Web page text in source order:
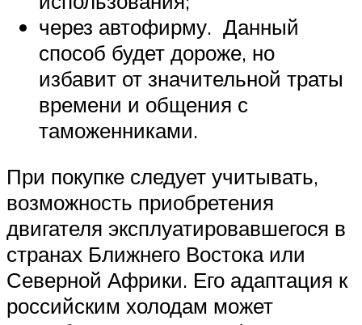
через автофирму. Данный
способ будет дороже, но
избавит от значительной траты
времени и общения с
таможенниками.
При покупке следует учитывать,
возможность приобретения
двигателя эксплуатировавшегося в
странах Ближнего Востока или
Северной Африки. Его адаптация к
российским холодам может